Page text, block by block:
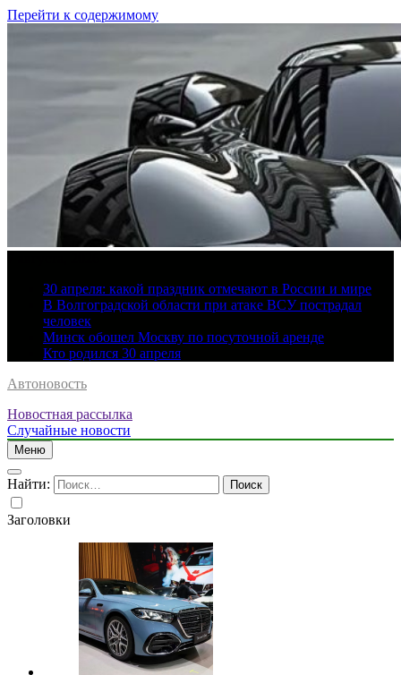
Перейти к содержимому
30 апреля: какой праздник отмечают в России и мире
В Волгоградской области при атаке ВСУ пострадал
человек
Минск обошел Москву по посуточной аренде
Кто родился 30 апреля
Автоновость
Новостная рассылка
Случайные новости
Меню
Найти:
Заголовки